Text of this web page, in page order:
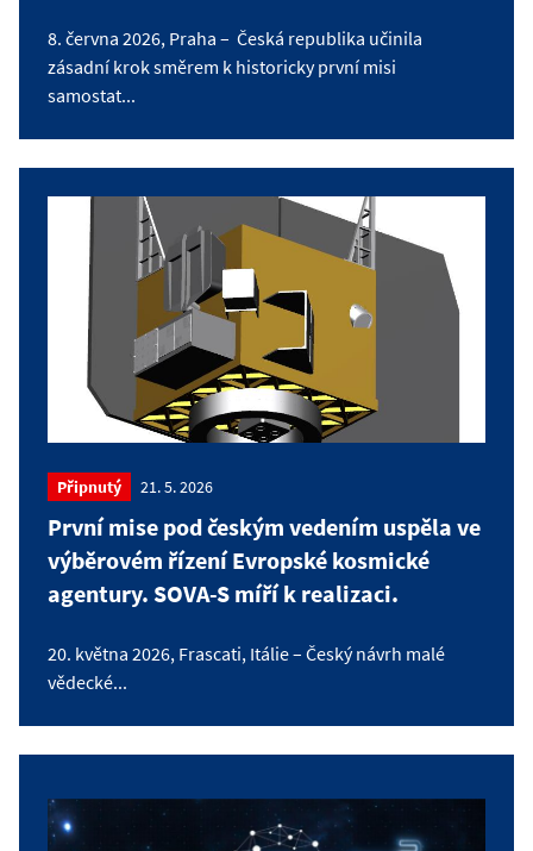
8. června 2026, Praha – Česká republika učinila
zásadní krok směrem k historicky první misi
samostat...
Připnutý 21. 5. 2026
První mise pod českým vedením uspěla ve
výběrovém řízení Evropské kosmické
agentury. SOVA-S míří k realizaci.
20. května 2026, Frascati, Itálie – Český návrh malé
vědecké...